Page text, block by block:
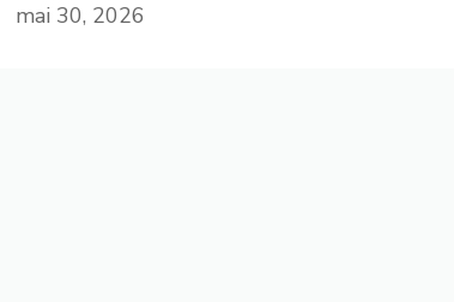
mai 30, 2026